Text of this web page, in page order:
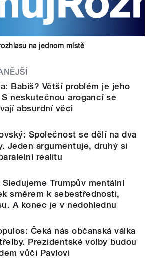
na jednom místě
Babiš? Větší problém je jeho
neskutečnou arogancí se
absurdní věci
Společnost se dělí na dva
Jeden argumentuje, druhý si
realitu
Trumpův mentální
směrem k sebestřednosti,
A konec je v nedohlednu
Čeká nás občanská válka
Prezidentské volby budou
vůči Pavlovi